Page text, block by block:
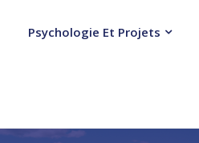
Psychologie Et Projets